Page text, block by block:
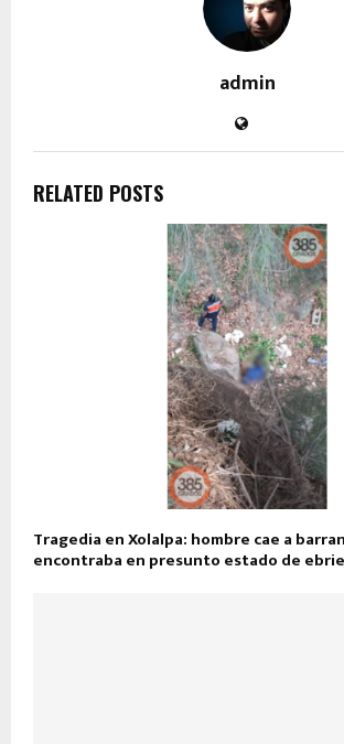
admin
RELATED POSTS
Tragedia en Xolalpa: hombre cae a
encontraba en presunto estado de